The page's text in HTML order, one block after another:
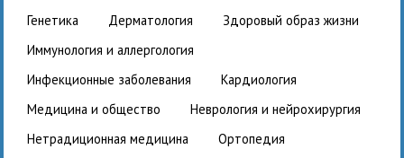
генетика
дерматология
здоровый образ жизни
иммунология и аллергология
инфекционные заболевания
кардиология
медицина и общество
неврология и нейрохирургия
нетрадиционная медицина
ортопедия